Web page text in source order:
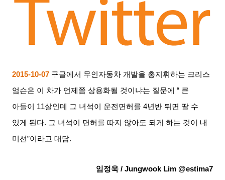
2015-10-07 구글에서 무인자동차 개발을 총지휘하는 크리스
엄슨은 이 차가 언제쯤 상용화될 것이냐는 질문에 “ 큰
아들이
11살인데 그 녀석이 운전면허를 4년반 뒤면 딸 수
있게 된다. 그 녀석이 면허를 따지 않아도 되게 하는 것이 내
미션”이라고 대답.
임정욱/ Jungwook Lim @estima7